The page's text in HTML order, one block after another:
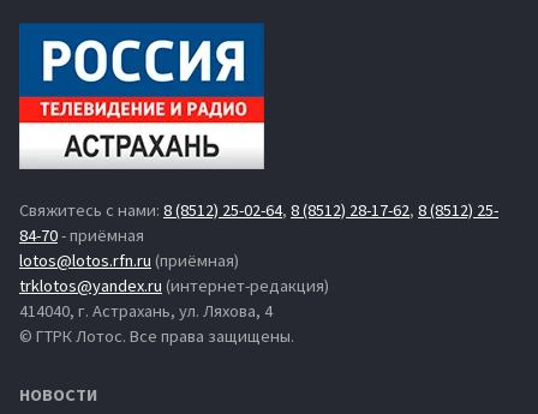
Свяжитесь с нами: 8 (8512) 25-02-64, 8 (8512) 28-17-62, 8 (8512) 25-
84-70- приёмная
lotos@lotos.rfn.ru (приёмная)
trklotos@yandex.ru (интернет-редакция)
414040, г. Астрахань, ул. Ляхова, 4
© ГТРК Лотос. Все права защищены.
НОВОСТИ